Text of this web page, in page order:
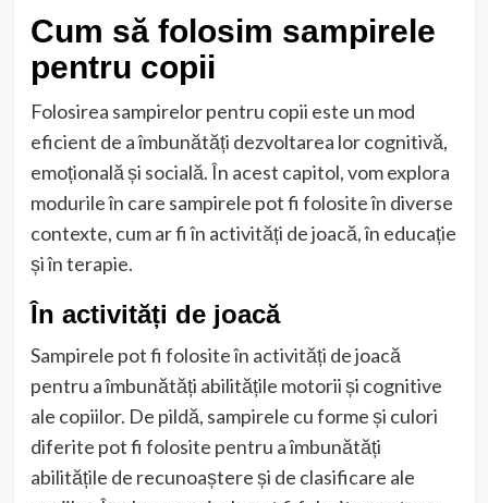
Cum să folosim sampirele
pentru copii
Folosirea sampirelor pentru copii este un mod
eficient de a îmbunătăți dezvoltarea lor cognitivă,
emoțională și socială. În acest capitol, vom explora
modurile în care sampirele pot fi folosite în diverse
contexte, cum ar fi în activități de joacă, în educație
și în terapie.
În activități de joacă
Sampirele pot fi folosite în activități de joacă
pentru a îmbunătăți abilitățile motorii și cognitive
ale copiilor. De pildă, sampirele cu forme și culori
diferite pot fi folosite pentru a îmbunătăți
abilitățile de recunoaștere și de clasificare ale